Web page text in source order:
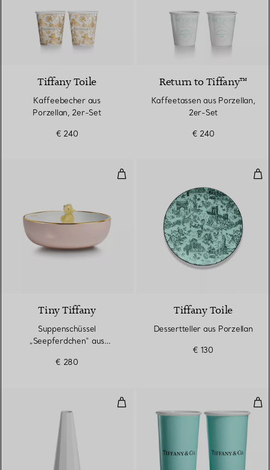
Tiffany Toile
Kaffeebecher aus
Porzellan, 2er-Set
€ 240
Return to Tiffany™
Kaffeetassen aus Porzellan,
2er-Set
€ 240
Suppenschüssel
Tiny Tiffany
Suppenschüssel
„Seepferdchen“ aus
€ 280
Tiffany Toile
Dessertteller aus Porzellan
€ 130
Mittelgroße konische Vase aus